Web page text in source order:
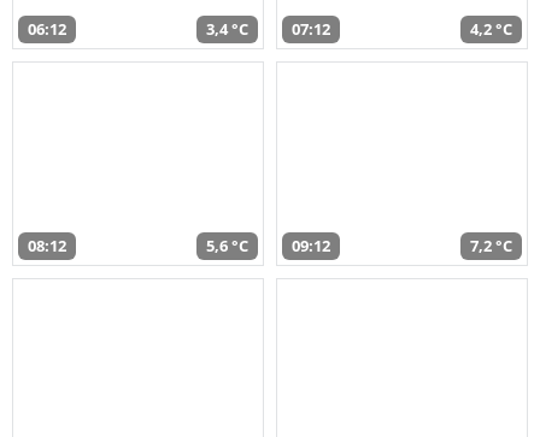
06:12 3,4 °C 07:12 4,2 °C
08:12 5,6 °C 09:12 7,2 °C